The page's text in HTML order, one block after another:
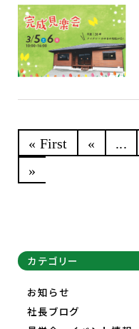
« First « ...
»
カテゴリー
お知らせ
社長ブログ